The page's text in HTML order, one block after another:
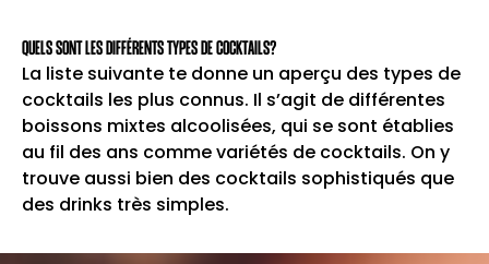
QUELS SONT LES DIFFÉRENTS TYPES DE COCKTAILS?
La liste suivante te donne un aperçu des types de
cocktails les plus connus. Il s’agit de différentes
boissons mixtes alcoolisées, qui se sont établies
au fil des ans comme variétés de cocktails. On y
trouve aussi bien des cocktails sophistiqués que
des drinks très simples.